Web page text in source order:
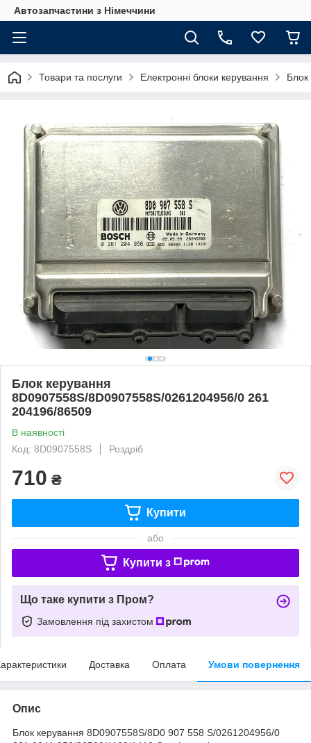
Автозапчастини з Німеччини
Товари та послуги Електронні блоки керування
Блок керування
8D0907558S/8D0907558S/0261204956/0 261
204196/86509
В наявності
Код: 8D0907558S
Роздріб
710 ₴
Купити
або
Купити з
Що таке купити з Пром?
Замовлення під захистом
Доставка Оплата Умови повернення
Опис
Блок керування 8D0907558S/8D0 907 558 S/0261204956/0